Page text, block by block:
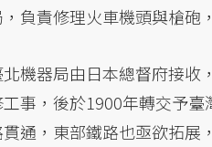
負責修理火車機頭與槍砲
機器局由日本總督府接收
事，後於1900年轉交予
通，東部鐵路也亟欲拓展